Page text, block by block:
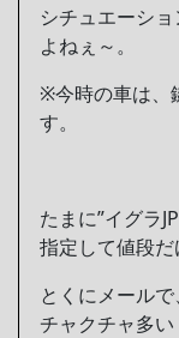
シチュエーシ
よねぇ～。
※今時の車は、
す。
たまに”イグラ
指定して値段だ
とくにメール
チャクチャ多い